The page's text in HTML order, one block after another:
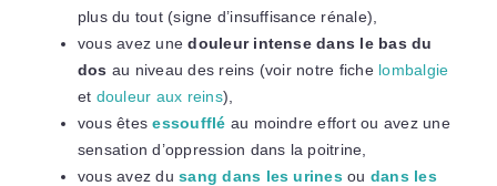
plus du tout (signe d’insuffisance rénale),
vous avez unedouleur intense dans le bas du
dos au niveau des reins (voir notre fiche lombalgie
et douleur aux reins),
vous êtesessoufflé au moindre effort ou avez une
sensation d’oppression dans la poitrine,
vous avez dusang dans les urinesou dans les